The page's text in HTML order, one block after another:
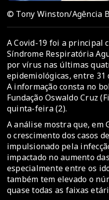
© Tony Winston/Agência
A Covid-19 foi a principal
Síndrome Respiratória
por vírus nas últimas
epidemiológicas, entre 31
A informação consta no
Fundação Oswaldo Cruz
quinta-feira (2).
A análise mostra que, em
o crescimento dos casos
impulsionado pela
impactado no aumento
especialmente entre os
também tem elevado o
quase todas as faixas